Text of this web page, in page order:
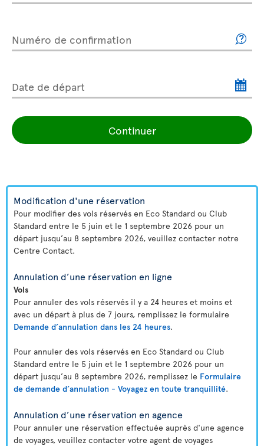
Numéro de confirmation
Date de départ
Continuer
Modification d'une réservation
Pour modifier des vols réservés en Eco Standard ou Club
Standard entre le 5 juin et le 1 septembre 2026 pour un
départ jusqu’au 8 septembre 2026, veuillez contacter notre
Centre Contact.
Annulation d’une réservation en ligne
Vols
Pour annuler des vols réservés il y a 24 heures et moins et
avec un départ à plus de 7 jours, remplissez le formulaire
Demande d’annulation dans les 24 heures.
Pour annuler des vols réservés en Eco Standard ou Club
Standard entre le 5 juin et le 1 septembre 2026 pour un
départ jusqu’au 8 septembre 2026, remplissez le Formulaire
de demande d’annulation - Voyagez en toute tranquillité.
Annulation d’une réservation en agence
Pour annuler une réservation effectuée auprès d'une agence
de voyages, veuillez contacter votre agent de voyages